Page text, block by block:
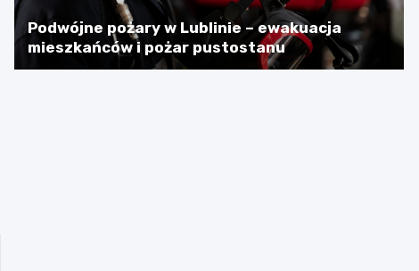
Podwójne pożary w Lublinie – ewakuacja
mieszkańców i pożar pustostanu